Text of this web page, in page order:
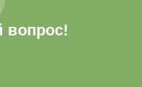
вопрос!